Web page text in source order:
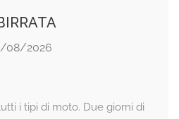
08/2026
i tipi di moto. Due giorni di